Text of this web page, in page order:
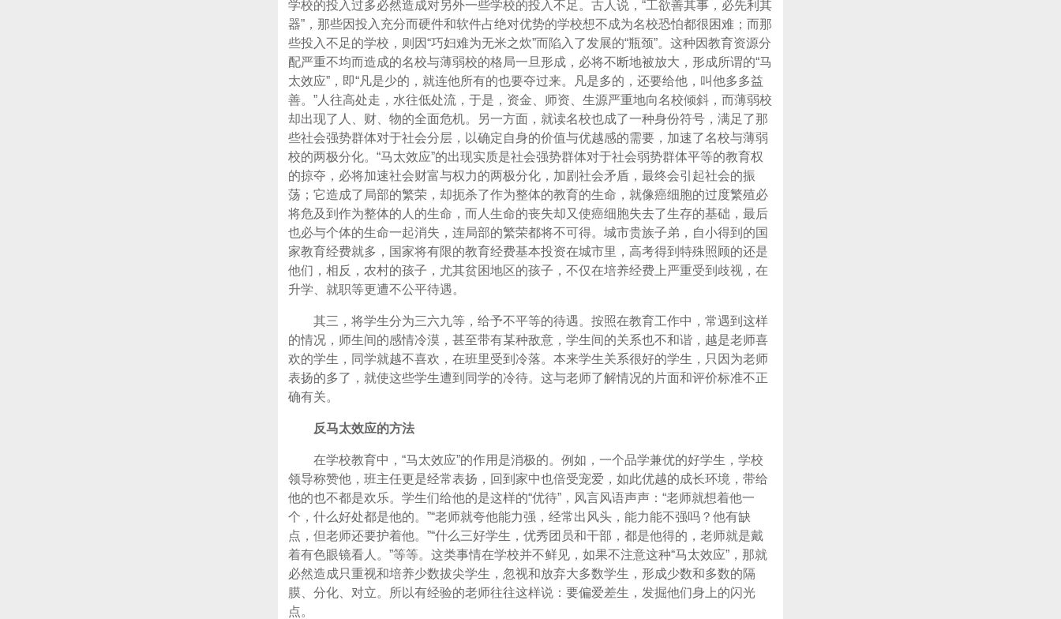
学校的投入过多必然造成对另外一些学校的投入不足。古人说，“工欲善其事，必先利其
器”，那些因投入充分而硬件和软件占绝对优势的学校想不成为名校恐怕都很困难；而那
些投入不足的学校，则因“巧妇难为无米之炊”而陷入了发展的“瓶颈”。这种因教育资源分
配严重不均而造成的名校与薄弱校的格局一旦形成，必将不断地被放大，形成所谓的“马
太效应”，即“凡是少的，就连他所有的也要夺过来。凡是多的，还要给他，叫他多多益
善。”人往高处走，水往低处流，于是，资金、师资、生源严重地向名校倾斜，而薄弱校
却出现了人、财、物的全面危机。另一方面，就读名校也成了一种身份符号，满足了那
些社会强势群体对于社会分层，以确定自身的价值与优越感的需要，加速了名校与薄弱
校的两极分化。“马太效应”的出现实质是社会强势群体对于社会弱势群体平等的教育权
的掠夺，必将加速社会财富与权力的两极分化，加剧社会矛盾，最终会引起社会的振
荡；它造成了局部的繁荣，却扼杀了作为整体的教育的生命，就像癌细胞的过度繁殖必
将危及到作为整体的人的生命，而人生命的丧失却又使癌细胞失去了生存的基础，最后
也必与个体的生命一起消失，连局部的繁荣都将不可得。城市贵族子弟，自小得到的国
家教育经费就多，国家将有限的教育经费基本投资在城市里，高考得到特殊照顾的还是
他们，相反，农村的孩子，尤其贫困地区的孩子，不仅在培养经费上严重受到歧视，在
升学、就职等更遭不公平待遇。
其三，将学生分为三六九等，给予不平等的待遇。按照在教育工作中，常遇到这样
的情况，师生间的感情冷漠，甚至带有某种敌意，学生间的关系也不和谐，越是老师喜
欢的学生，同学就越不喜欢，在班里受到冷落。本来学生关系很好的学生，只因为老师
表扬的多了，就使这些学生遭到同学的冷待。这与老师了解情况的片面和评价标准不正
确有关。
反马太效应的方法
在学校教育中，“马太效应”的作用是消极的。例如，一个品学兼优的好学生，学校
领导称赞他，班主任更是经常表扬，回到家中也倍受宠爱，如此优越的成长环境，带给
他的也不都是欢乐。学生们给他的是这样的“优待”，风言风语声声：“老师就想着他一
个，什么好处都是他的。”“老师就夸他能力强，经常出风头，能力能不强吗？他有缺
点，但老师还要护着他。”“什么三好学生，优秀团员和干部，都是他得的，老师就是戴
着有色眼镜看人。”等等。这类事情在学校并不鲜见，如果不注意这种“马太效应”，那就
必然造成只重视和培养少数拔尖学生，忽视和放弃大多数学生，形成少数和多数的隔
膜、分化、对立。所以有经验的老师往往这样说：要偏爱差生，发掘他们身上的闪光
点。